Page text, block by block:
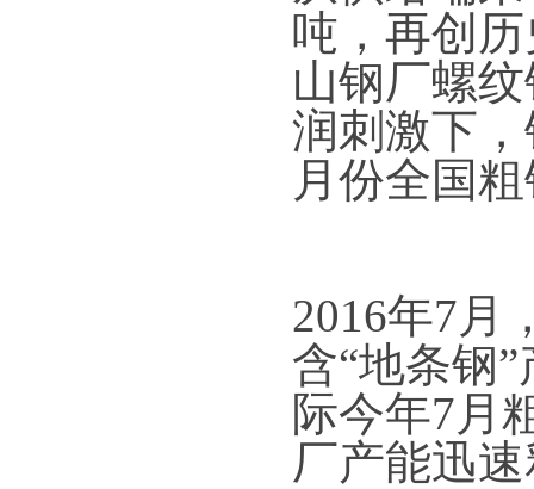
吨，再创
山钢厂螺
润刺激下
月份全国
2016年7月
含“地条钢
际今年7月
厂产能迅